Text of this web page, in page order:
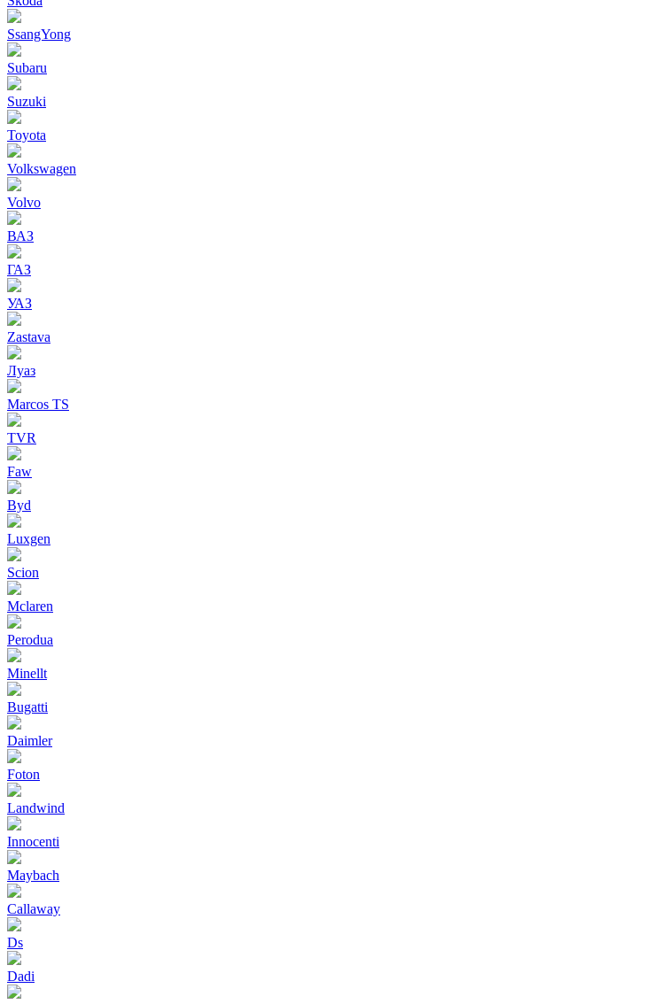
SsangYong
Subaru
Suzuki
Toyota
Volkswagen
Volvo
ВАЗ
ГАЗ
УАЗ
Zastava
Луаз
Marcos TS
TVR
Faw
Byd
Luxgen
Scion
Mclaren
Perodua
Minellt
Bugatti
Daimler
Foton
Landwind
Innocenti
Maybach
Callaway
Ds
Dadi